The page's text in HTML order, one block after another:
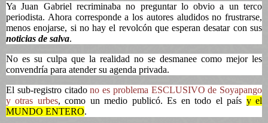
Ya Juan Gabriel recriminaba no preguntar lo obvio a un terco
periodista. Ahora corresponde a los autores aludidos no frustrarse,
menos enojarse, si no hay el revolcón que esperan desatar con sus
noticias de salva.
No es su culpa que la realidad no se desmanee como mejor les
convendría para atender su agenda privada.
El sub-registro citadono es problema ESCLUSIVO de Soyapango
y otras urbes, como un medio publicó. Es en todo el país y el
MUNDO ENTERO.